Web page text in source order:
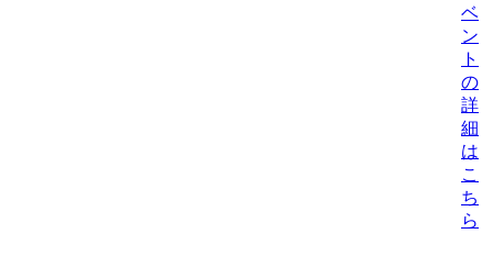
ベ
ン
ト
の
詳
細
は
こ
ち
ら